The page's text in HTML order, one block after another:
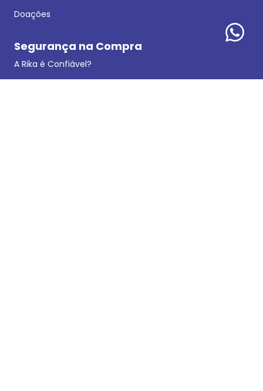
Doações
Segurança na Compra
A Rika é Confiável?